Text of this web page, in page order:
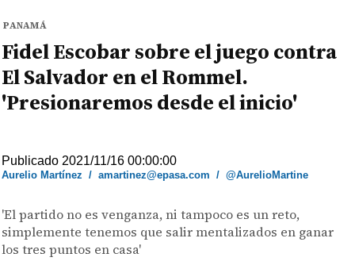
PANAMÁ
Fidel Escobar sobre el juego contra
El Salvador en el Rommel.
'Presionaremos desde el inicio'
Publicado 2021/11/16 00:00:00
Aurelio Martínez /amartinez@epasa.com /@AurelioMartine
'El partido no es venganza, ni tampoco es un reto,
simplemente tenemos que salir mentalizados en ganar
los tres puntos en casa'